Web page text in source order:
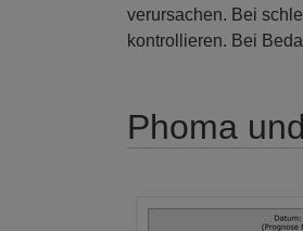
verursachen. Bei
kontrollieren. Bei
Phoma